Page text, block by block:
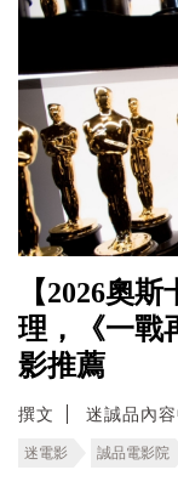
【2026奧
理，《一戰
影推薦
撰文 迷誠品內
迷電影 誠品電影院